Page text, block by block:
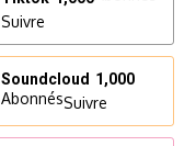
Suivre
Soundcloud 1,000
AbonnésSuivre